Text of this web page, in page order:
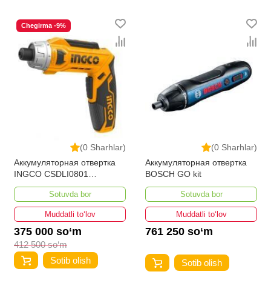
(0 Sharhlar)
Chegirma -9%
Аккумуляторная отвертка
INGCO CSDLI0801
INDUSTRIAL 8В
Sotuvda bor
Muddatli to‘lov
375 000 so‘m
412 500 so‘m
Sotib olish
(0 Sharhlar)
Аккумуляторная отвертка
BOSCH GO kit
Sotuvda bor
Muddatli to‘lov
761 250 so‘m
Sotib olish